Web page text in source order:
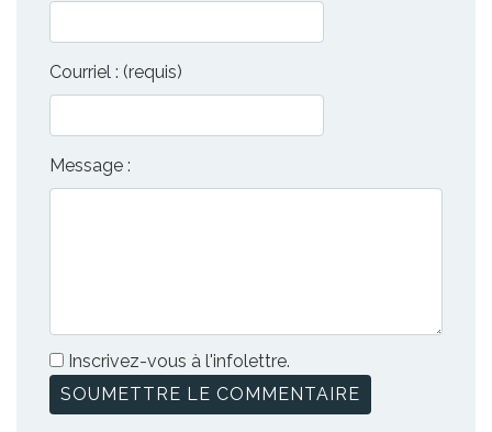
Courriel : (requis)
Message :
Inscrivez-vous à l'infolettre.